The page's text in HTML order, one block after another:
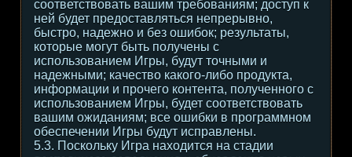
соответствовать вашим требованиям; доступ к
ней будет предоставляться непрерывно,
быстро, надежно и без ошибок; результаты,
которые могут быть получены с
использованием Игры, будут точными и
надежными; качество какого-либо продукта,
информации и прочего контента, полученного с
использованием Игры, будет соответствовать
вашим ожиданиям; все ошибки в программном
обеспечении Игры будут исправлены.
5.3. Поскольку Игра находится на стадии